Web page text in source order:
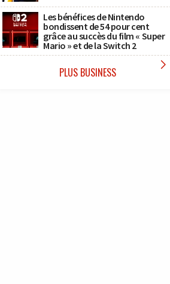
Les bénéfices de Nintendo
bondissent de 54 pour cent
grâce au succès du film « Super
Mario » et de la Switch 2
PLUS BUSINESS 